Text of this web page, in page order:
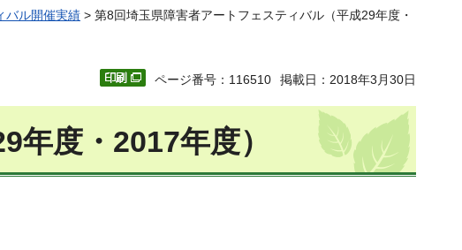
バル開催実績 > 第8回埼玉県障害者アートフェスティバル（平成29年度・
ページ番号：116510 掲載日：2018年3月30日
度・2017年度）